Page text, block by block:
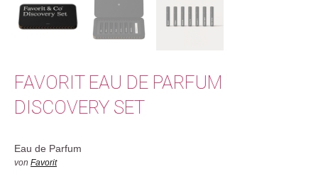
FAVORIT EAU DE PARFUM
DISCOVERY SET
Eau de Parfum
von Favorit